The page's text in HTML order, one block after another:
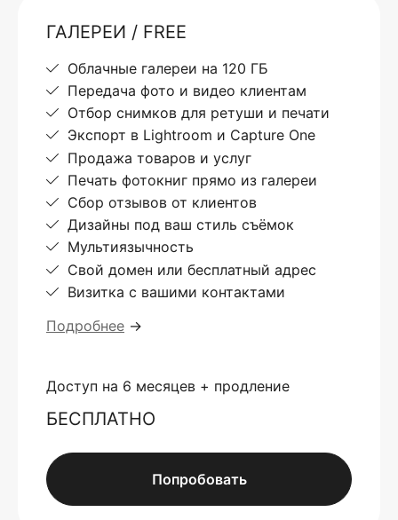
ГАЛЕРЕИ / FREE
Облачные галереи на 120 ГБ
Передача фото и видео клиентам
Отбор снимков для ретуши и печати
Экспорт в Lightroom и Capture One
Продажа товаров и услуг
Печать фотокниг прямо из галереи
Сбор отзывов от клиентов
Дизайны под ваш стиль съёмок
Мультиязычность
Свой домен или бесплатный адрес
Визитка с вашими контактами
Подробнее →
Доступ на 6 месяцев + продление
БЕСПЛАТНО
Попробовать